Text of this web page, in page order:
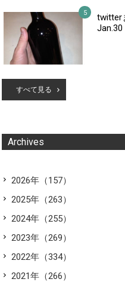
twitter
Jan.30
すべて見る
Archives
2026年（157）
2025年（263）
2024年（255）
2023年（269）
2022年（334）
2021年（266）